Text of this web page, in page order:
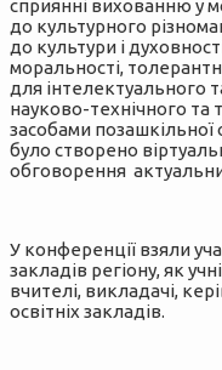
сприянні вихованню у
до культурного
до культури і
моральності,
для інтелектуального
науково-технічного та
засобами позашкільної
було створено
обговорення
У конференції взяли
закладів регіону, як
вчителі, викладачі,
освітніх закладів.